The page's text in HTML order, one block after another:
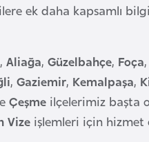
ek daha kapsamlı
, Aliağa, Güzelbahçe, Foça,
, Gaziemir, Kemalpaşa,
Çeşme ilçelerimiz başta
Vize işlemleri için hizmet